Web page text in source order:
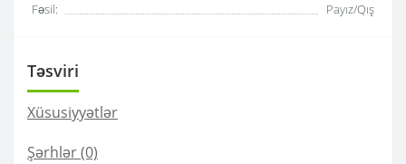
Fəsil:
Payız/Qış
Təsviri
Xüsusiyyətlər
Şərhlər (0)